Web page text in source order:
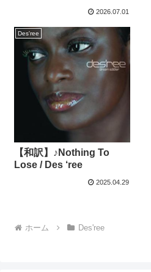
2026.07.01
Des'ree
【和訳】♪Nothing To
Lose / Des ‘ree
2025.04.29
ホーム Des'ree